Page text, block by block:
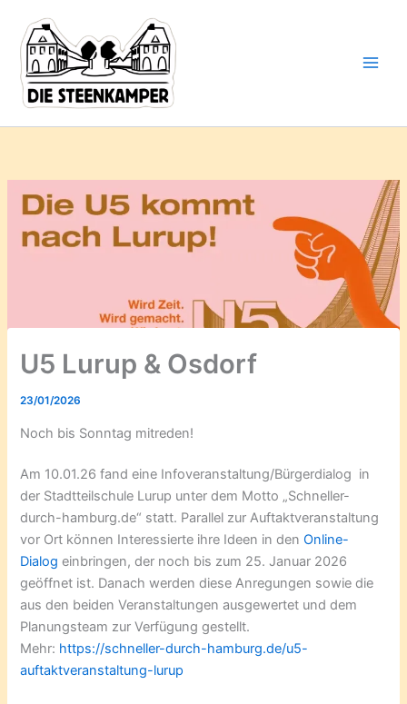
Inhalt
springen
U5 Lurup & Osdorf
23/01/2026
Noch bis Sonntag mitreden!
Am 10.01.26 fand eine Infoveranstaltung/Bürgerdialog in
der Stadtteilschule Lurup unter dem Motto „Schneller-
durch-hamburg.de“ statt. Parallel zur Auftaktveranstaltung
vor Ort können Interessierte ihre Ideen in denOnline-
Dialog einbringen, der noch bis zum 25. Januar 2026
geöffnet ist. Danach werden diese Anregungen sowie die
aus den beiden Veranstaltungen ausgewertet und dem
Planungsteam zur Verfügung gestellt.
Mehr: https://schneller-durch-hamburg.de/u5-
auftaktveranstaltung-lurup
deine
Mail-
Adresse
ein ...